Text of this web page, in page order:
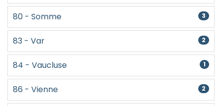
80 - Somme 3
83 - Var 2
84 - Vaucluse 1
86 - Vienne 2